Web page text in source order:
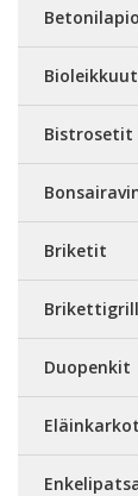
Bistrosetit
Briketit
Duopenkit